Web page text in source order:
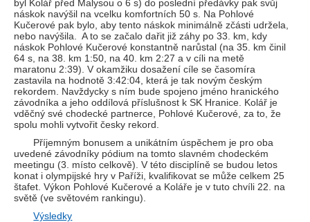
byl Kolář před Malysou o 6 s) do poslední předávky pak svůj
náskok navýšil na vcelku komfortních 50 s. Na Pohlové
Kučerové pak bylo, aby tento náskok minimálně zčásti udržela,
nebo navýšila. A to se začalo dařit již záhy po 33. km, kdy
náskok Pohlové Kučerové konstantně narůstal (na 35. km činil
64 s, na 38. km 1:50, na 40. km 2:27 a v cíli na metě
maratonu 2:39). V okamžiku dosažení cíle se časomíra
zastavila na hodnotě 3:42:04, která je tak novým českým
rekordem. Navždycky s ním bude spojeno jméno hranického
závodníka a jeho oddílová příslušnost k SK Hranice. Kolář je
vděčný své chodecké partnerce, Pohlové Kučerové, za to, že
spolu mohli vytvořit česky rekord.
Příjemným bonusem a unikátním úspěchem je pro oba
uvedené závodníky pódium na tomto slavném chodeckém
meetingu (3. místo celkově). V této disciplíně se budou letos
konat i olympijské hry v Paříži, kvalifikovat se může celkem 25
štafet. Výkon Pohlové Kučerové a Koláře je v tuto chvíli 22. na
světě (ve světovém rankingu).
Výsledky